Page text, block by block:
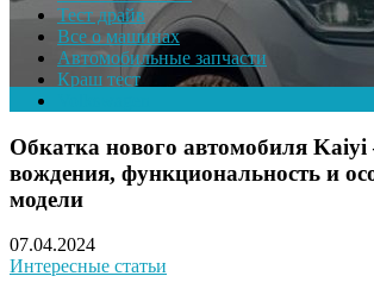
Тест драйв
Все о машинах
Автомобильные запчасти
Краш тест
Обкатка нового автомобиля
вождения, функциональность и
модели
07.04.2024
Интересные статьи